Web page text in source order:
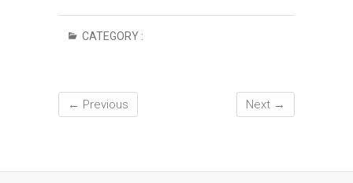
CATEGORY :
← Previous Next →